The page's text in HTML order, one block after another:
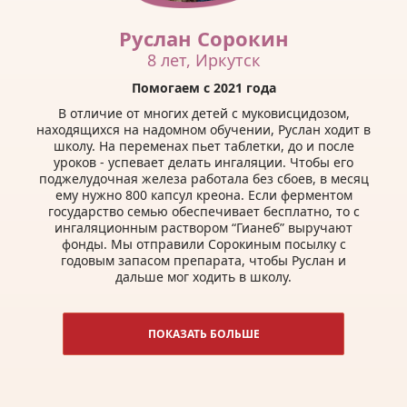
Руслан Сорокин
8 лет, Иркутск
Помогаем с 2021 года
В отличие от многих детей с муковисцидозом,
находящихся на надомном обучении, Руслан ходит в
школу. На переменах пьет таблетки, до и после
уроков - успевает делать ингаляции. Чтобы его
поджелудочная железа работала без сбоев, в месяц
ему нужно 800 капсул креона. Если ферментом
государство семью обеспечивает бесплатно, то с
ингаляционным раствором “Гианеб” выручают
фонды. Мы отправили Сорокиным посылку с
годовым запасом препарата, чтобы Руслан и
дальше мог ходить в школу.
Ксения Дмитриева
ПОКАЗАТЬ БОЛЬШЕ